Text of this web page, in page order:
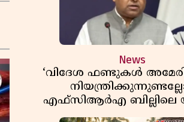
News
‘വിദേശ ഫണ്ടുകൾ
എഫ്സിആർഎ
വിമർശനങ്ങൾക്ക്